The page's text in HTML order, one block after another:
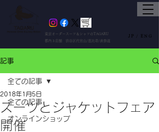
東京オーダースーツ＆シャツのTAGARU
都内３店舗 渋谷区代官山/恵比寿/表参道
ENG
JP /
記事
全ての記事
オンラインショップ
全ての記事
スーツとジャケットフェア
開催
2018年1月5日